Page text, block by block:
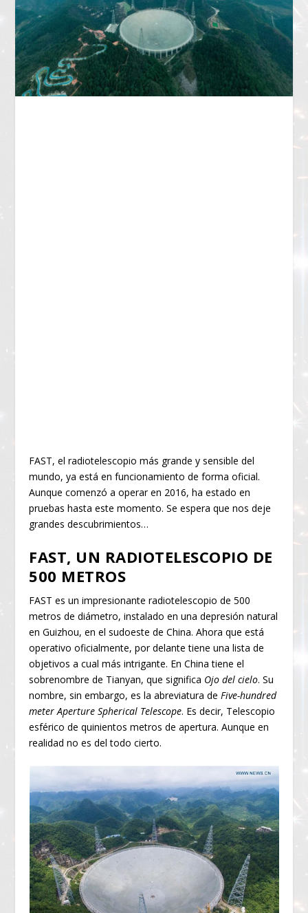
FAST, el radiotelescopio más grande y sensible del
mundo, ya está en funcionamiento de forma oficial.
Aunque comenzó a operar en 2016, ha estado en
pruebas hasta este momento. Se espera que nos deje
grandes descubrimientos…
FAST, UN RADIOTELESCOPIO DE
500 METROS
FAST es un impresionante radiotelescopio de 500
metros de diámetro, instalado en una depresión natural
en Guizhou, en el sudoeste de China. Ahora que está
operativo oficialmente, por delante tiene una lista de
objetivos a cual más intrigante. En China tiene el
sobrenombre de Tianyan, que significa Ojo del cielo. Su
nombre, sin embargo, es la abreviatura deFive-hundred
meter Aperture Spherical Telescope. Es decir, Telescopio
esférico de quinientos metros de apertura. Aunque en
realidad no es del todo cierto.